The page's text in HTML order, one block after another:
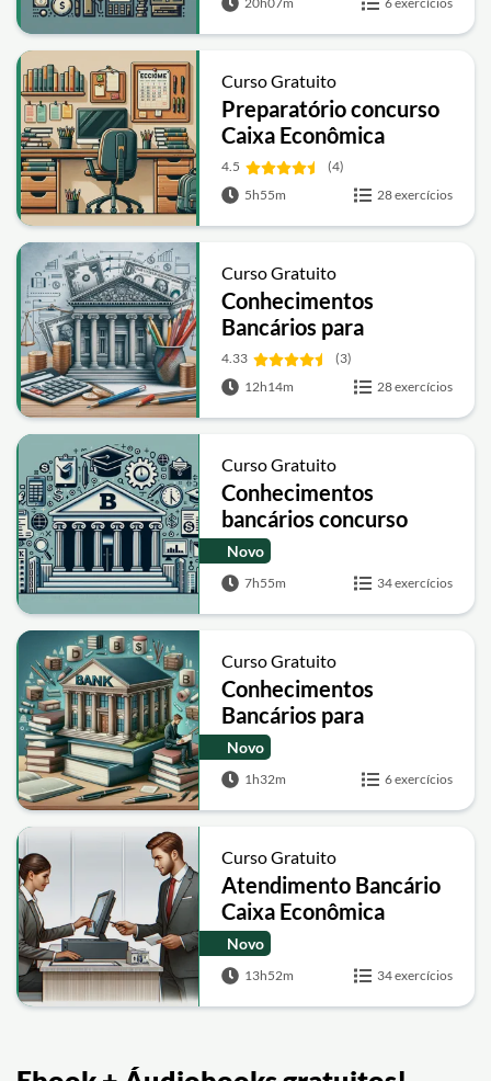
Curso Gratuito
Preparatório concurso
Caixa Econômica
4.5
(4)
5h55m
28 exercícios
Curso Gratuito
Conhecimentos
Bancários para
concursos públicos
4.33
(3)
12h14m
28 exercícios
Curso Gratuito
Conhecimentos
bancários concurso
Caixa
Novo
7h55m 34 exercícios
Curso Gratuito
Conhecimentos
Bancários para
concurso Caixa
Econômica
Novo
1h32m 6 exercícios
Curso Gratuito
Atendimento Bancário
Caixa Econômica
Federal
Novo
13h52m 34 exercícios